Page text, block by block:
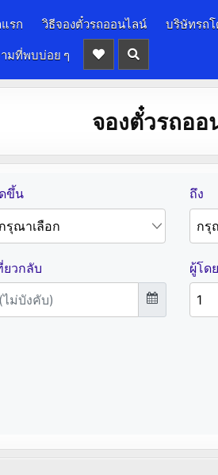
รก วิธีจองตั๋วรถออนไลน์ บริษัทรถ
มที่พบบ่อย ๆ
จองตั๋วรถออ